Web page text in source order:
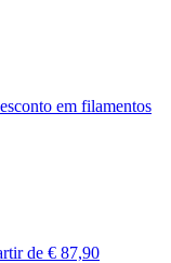
em filamentos
de € 87,90